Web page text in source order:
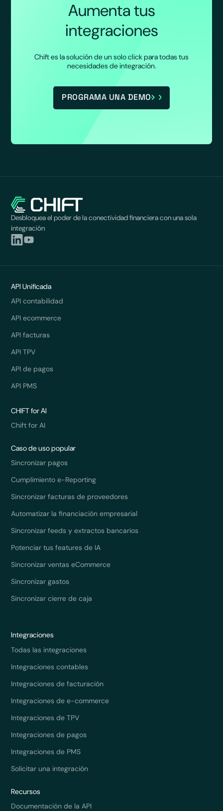
Aumenta tus
integraciones
Chift es la solución de un solo click para todas tus
necesidades de integración.
PROGRAMA UNA DEMO
Desbloquea el poder de la conectividad financiera con una sola
integración
API Unificada
API contabilidad
API ecommerce
API facturas
API TPV
API de pagos
API PMS
CHIFT for AI
Chift for AI
Caso de uso popular
Sincronizar pagos
Cumplimiento e-Reporting
Sincronizar facturas de proveedores
Automatizar la financiación empresarial
Sincronizar feeds y extractos bancarios
Potenciar tus features de IA
Sincronizar ventas eCommerce
Sincronizar gastos
Sincronizar cierre de caja
Integraciones
Todas las integraciones
Integraciones contables
Integraciones de facturación
Integraciones de e-commerce
Integraciones de TPV
Integraciones de pagos
Integraciones de PMS
Solicitar una integración
Recursos
Documentación de la API